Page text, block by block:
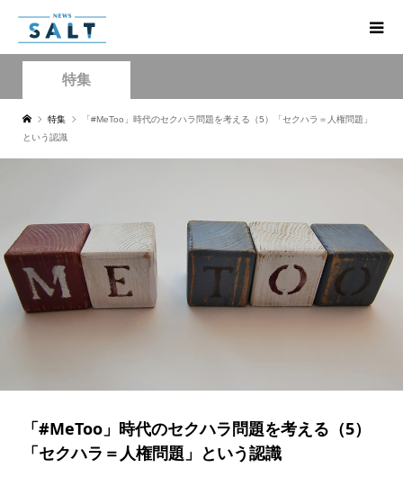
特集
特集
「#MeToo」時代のセクハラ問題を考える（5）「セクハラ＝人権問題」
という認識
「#MeToo」時代のセクハラ問題を考える（5）
「セクハラ＝人権問題」という認識